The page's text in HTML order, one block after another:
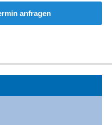
anfragen